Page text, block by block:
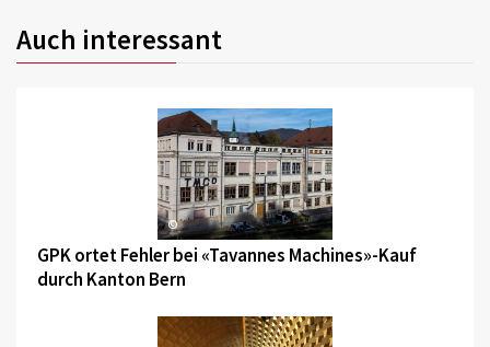
Auch interessant
©
GPK ortet Fehler bei «Tavannes Machines»-Kauf
durch Kanton Bern